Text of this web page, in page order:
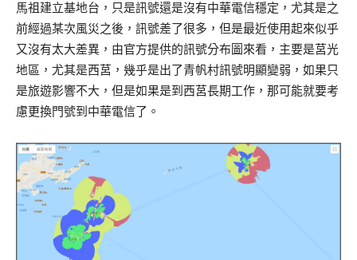
馬祖建立基地台，只是訊號還是沒有中華電信穩定，尤其是之
前經過某次風災之後，訊號差了很多，但是最近使用起來似乎
又沒有太大差異，由官方提供的訊號分布圖來看，主要是莒光
地區，尤其是西莒，幾乎是出了青帆村訊號明顯變弱，如果只
是旅遊影響不大，但是如果是到西莒長期工作，那可能就要考
慮更換門號到中華電信了。